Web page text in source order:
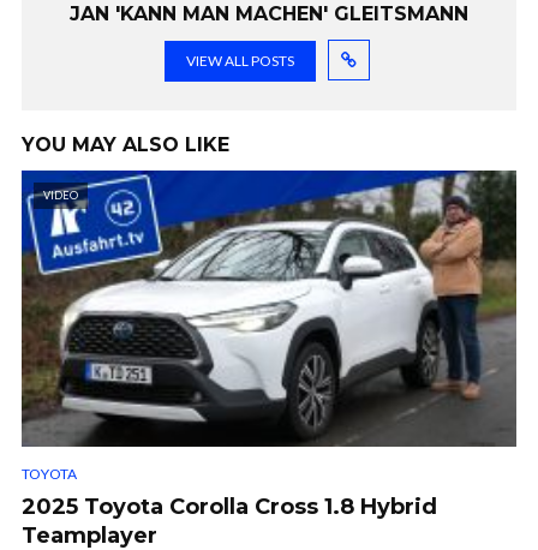
JAN 'KANN MAN MACHEN' GLEITSMANN
VIEW ALL POSTS
YOU MAY ALSO LIKE
VIDEO
TOYOTA
2025 Toyota Corolla Cross 1.8 Hybrid
Teamplayer